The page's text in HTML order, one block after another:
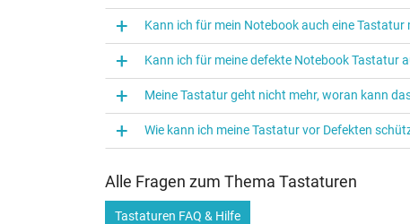
Kann ich für mein Notebook auch eine Tastatur
Kann ich für meine defekte Notebook Tastatur
Meine Tastatur geht nicht mehr, woran kann
Wie kann ich meine Tastatur vor Defekten
Alle Fragen zum Thema Tastaturen
Tastaturen FAQ & Hilfe